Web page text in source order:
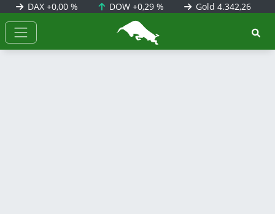
DAX +0,00 % DOW+0,29 % Gold 4.342,26
BörsenNEWS.de